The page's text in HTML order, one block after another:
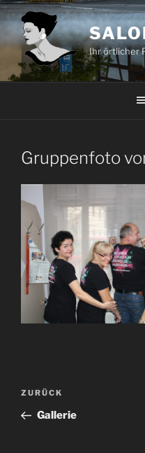
Zum
Inhalt
springen
Ihr örtlicher
Gruppenfoto
Beitragsnavigation
Vorheriger
Beitrag
ZURÜCK
Gallerie